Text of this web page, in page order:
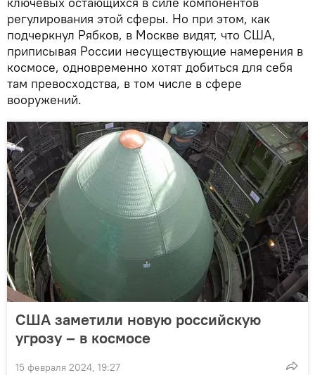
регулирования этой сферы. Но при этом, как
подчеркнул Рябков, в Москве видят, что США,
приписывая России несуществующие намерения в
космосе, одновременно хотят добиться для себя
там превосходства, в том числе в сфере
вооружений.
США заметили новую российскую
угрозу – в космосе
15 февраля 2024, 19:27